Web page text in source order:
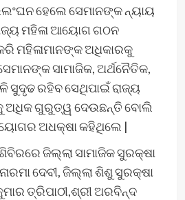
ହେଲେ ସେମାନଙ୍କ ନ୍ୟାୟ
ମହିଳା ଆୟୋଗ ଗଠନ
ମହିଳାମାନଙ୍କ ଅଧିକାରକୁ
ସାମାଜିକ, ଅର୍ଥନୈତିକ,
ସୁଦୃଢ ରହିବ ସେଥିପାଇଁ ରାଜ୍ୟ
ଅଧିକ ଗୁରୁତ୍ୱ ଦେଉଛନ୍ତି ବୋଲି
ଅଧକ୍ଷା କହିଥିଲେ |
ଜିଲ୍ଲା ସାମାଜିକ ସୁରକ୍ଷା
ଦେବୀ, ଜିଲ୍ଲା ଶିଶୁ ସୁରକ୍ଷା
ତ୍ରିପାଠୀ,ଶ୍ରୀ ଅରବିନ୍ଦ